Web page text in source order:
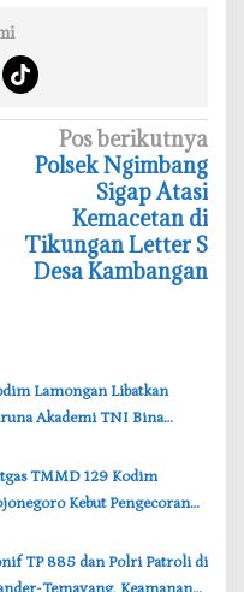
Pos berikutnya
Polsek Ngimbang
Sigap Atasi
Kemacetan di
Tikungan Letter S
Desa Kambangan
Lamongan Libatkan
Akademi TNI Bina
TMMD 129 Kodim
Kebut Pengecoran
TP 885 dan Polri Patroli di